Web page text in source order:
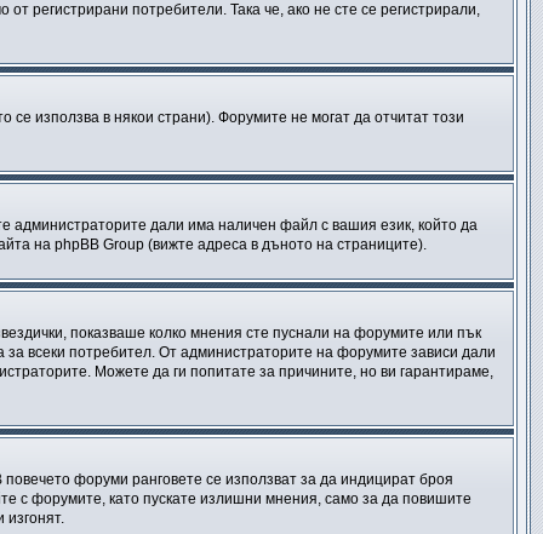
регистрирани потребители. Така че, ако не сте се регистрирали,
използва в някои страни). Форумите не могат да отчитат този
администраторите дали има наличен файл с вашия език, който да
на phpBB Group (вижте адреса в дъното на страниците).
показваше колко мнения сте пуснали на форумите или пък
всеки потребител. От администраторите на форумите зависи дали
Можете да ги попитате за причините, но ви гарантираме,
форуми ранговете се използват за да индицират броя
с форумите, като пускате излишни мнения, само за да повишите